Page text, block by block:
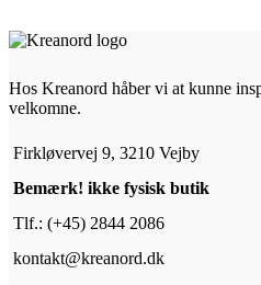
Hos Kreanord håber vi at kunne
velkomne.
Firkløvervej 9, 3210 Vejby
Bemærk! ikke fysisk butik
Tlf.: (+45) 2844 2086
kontakt@kreanord.dk